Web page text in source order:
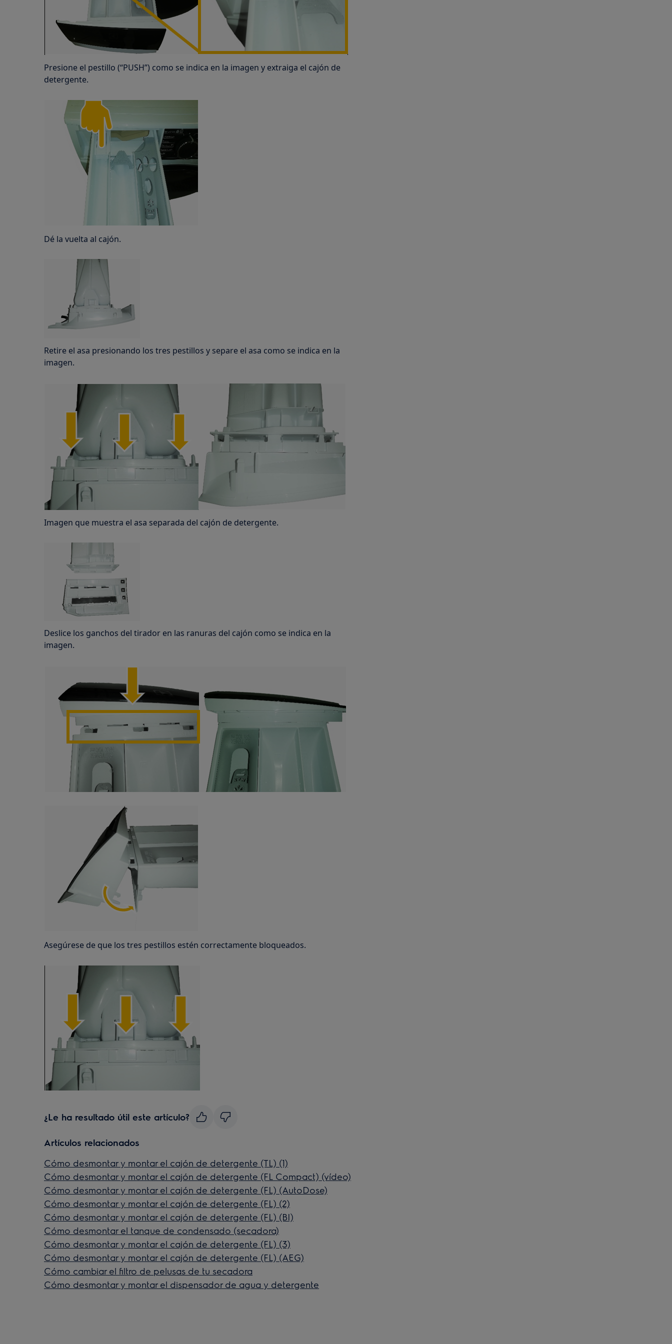
Presione el pestillo (“PUSH”) como se indica en la imagen y extraiga el cajón de
detergente.
Dé la vuelta al cajón.
Retire el asa presionando los tres pestillos y separe el asa como se indica en la
imagen.
Imagen que muestra el asa separada del cajón de detergente.
Deslice los ganchos del tirador en las ranuras del cajón como se indica en la
imagen.
Asegúrese de que los tres pestillos estén correctamente bloqueados.
¿Le ha resultado útil este artículo?
Artículos relacionados
Cómo desmontar y montar el cajón de detergente (TL) (1)
Cómo desmontar y montar el cajón de detergente (FL Compact) (vídeo)
Cómo desmontar y montar el cajón de detergente (FL) (AutoDose)
Cómo desmontar y montar el cajón de detergente (FL) (2)
Cómo desmontar y montar el cajón de detergente (FL) (BI)
Cómo desmontar el tanque de condensado (secadora)
Cómo desmontar y montar el cajón de detergente (FL) (3)
Cómo desmontar y montar el cajón de detergente (FL) (AEG)
Cómo cambiar el filtro de pelusas de tu secadora
Cómo desmontar y montar el dispensador de agua y detergente